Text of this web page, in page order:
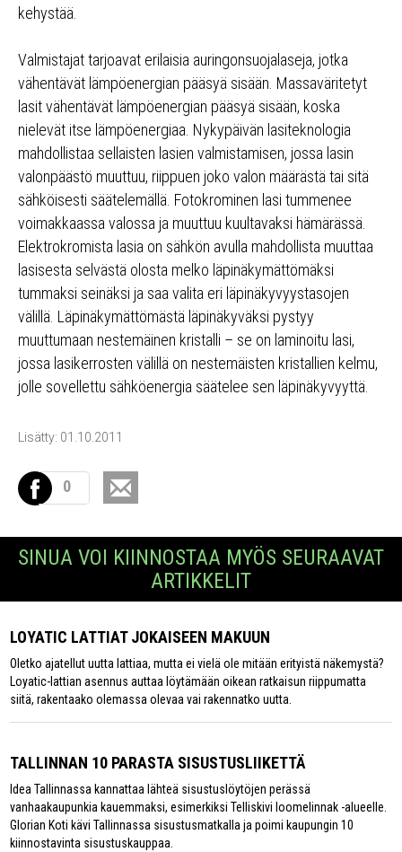
kehystää.
Valmistajat tarjoavat erilaisia auringonsuojalaseja, jotka
vähentävät lämpöenergian pääsyä sisään. Massaväritetyt
lasit vähentävät lämpöenergian pääsyä sisään, koska
nielevät itse lämpöenergiaa. Nykypäivän lasiteknologia
mahdollistaa sellaisten lasien valmistamisen, jossa lasin
valonpäästö muuttuu, riippuen joko valon määrästä tai sitä
sähköisesti säätelemällä. Fotokrominen lasi tummenee
voimakkaassa valossa ja muuttuu kuultavaksi hämärässä.
Elektrokromista lasia on sähkön avulla mahdollista muuttaa
lasisesta selvästä olosta melko läpinäkymättömäksi
tummaksi seinäksi ja saa valita eri läpinäkyvyystasojen
välillä. Läpinäkymättömästä läpinäkyväksi pystyy
muuttumaan nestemäinen kristalli – se on laminoitu lasi,
jossa lasikerrosten välillä on nestemäisten kristallien kelmu,
jolle sovellettu sähköenergia säätelee sen läpinäkyvyyttä.
Lisätty: 01.10.2011
0
SINUA VOI KIINNOSTAA MYÖS SEURAAVAT
ARTIKKELIT
LOYATIC LATTIAT JOKAISEEN MAKUUN
Oletko ajatellut uutta lattiaa, mutta ei vielä ole mitään erityistä näkemystä?
Loyatic-lattian asennus auttaa löytämään oikean ratkaisun riippumatta
siitä, rakentaako olemassa olevaa vai rakennatko uutta.
TALLINNAN 10 PARASTA SISUSTUSLIIKETTÄ
Idea Tallinnassa kannattaa lähteä sisustuslöytöjen perässä
vanhaakaupunkia kauemmaksi, esimerkiksi Telliskivi loomelinnak -alueelle.
Glorian Koti kävi Tallinnassa sisustusmatkalla ja poimi kaupungin 10
kiinnostavinta sisustuskauppaa.